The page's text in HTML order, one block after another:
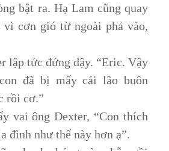
bật ra. Hạ Lam cũng quay
cơn gió từ ngoài phả vào,
lập tức đứng dậy. “Eric. Vậy
đã bị mấy cái lão buôn
rồi cơ.”
vai ông Dexter, “Con thích
đình như thế này hơn ạ”.